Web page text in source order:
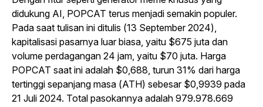
didukung AI, POPCAT terus menjadi semakin populer.
Pada saat tulisan ini ditulis (13 September 2024),
kapitalisasi pasarnya luar biasa, yaitu $675 juta dan
volume perdagangan 24 jam, yaitu $70 juta. Harga
POPCAT saat ini adalah $0,688, turun 31% dari harga
tertinggi sepanjang masa (ATH) sebesar $0,9939 pada
21 Juli 2024. Total pasokannya adalah 979.978.669